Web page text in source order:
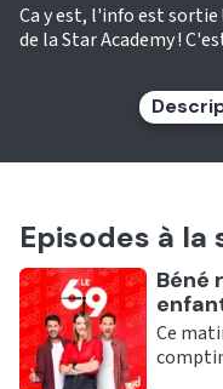
Ca y est, l'info est sortie
de la Star Academy !
Episodes à la
Béné
Ce